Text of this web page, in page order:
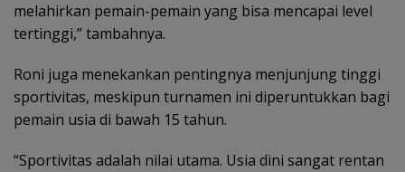
melahirkan pemain-pemain yang bisa mencapai level
tertinggi,” tambahnya.
Roni juga menekankan pentingnya menjunjung tinggi
sportivitas, meskipun turnamen ini diperuntukkan bagi
pemain usia di bawah 15 tahun.
“Sportivitas adalah nilai utama. Usia dini sangat rentan